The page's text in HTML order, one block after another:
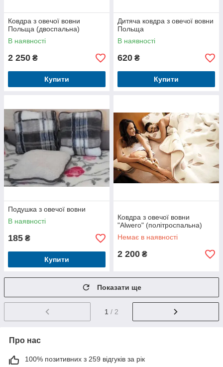
Ковдра з овечої вовни
Польща (двоспальна)
В наявності
2 250 ₴
Купити
Дитяча ковдра з овечої вовни
Польща
В наявності
620 ₴
Купити
Подушка з овечої вовни
В наявності
185 ₴
Купити
Ковдра з овечої вовни
"Alwero" (політроспальна)
Немає в наявності
2 200 ₴
Показати ще
1 / 2
Про нас
100% позитивних з 259 відгуків за рік